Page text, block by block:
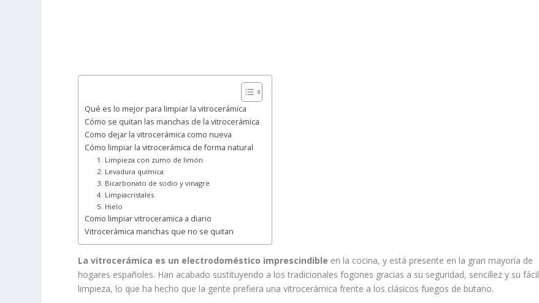
Qué es lo mejor para limpiar la vitrocerámica
Cómo se quitan las manchas de la vitrocerámica
Como dejar la vitrocerámica como nueva
Cómo limpiar la vitrocerámica de forma natural
1. Limpieza con zumo de limón
2. Levadura química
3. Bicarbonato de sodio y vinagre
4. Limpiacristales
5. Hielo
Como limpiar vitroceramica a diario
Vitrocerámica manchas que no se quitan
La vitrocerámica es un electrodoméstico imprescindible en la cocina, y está presente en la gran mayoría de
hogares españoles. Han acabado sustituyendo a los tradicionales fogones gracias a su seguridad, sencillez y su fácil
limpieza, lo que ha hecho que la gente prefiera una vitrocerámica frente a los clásicos fuegos de butano.